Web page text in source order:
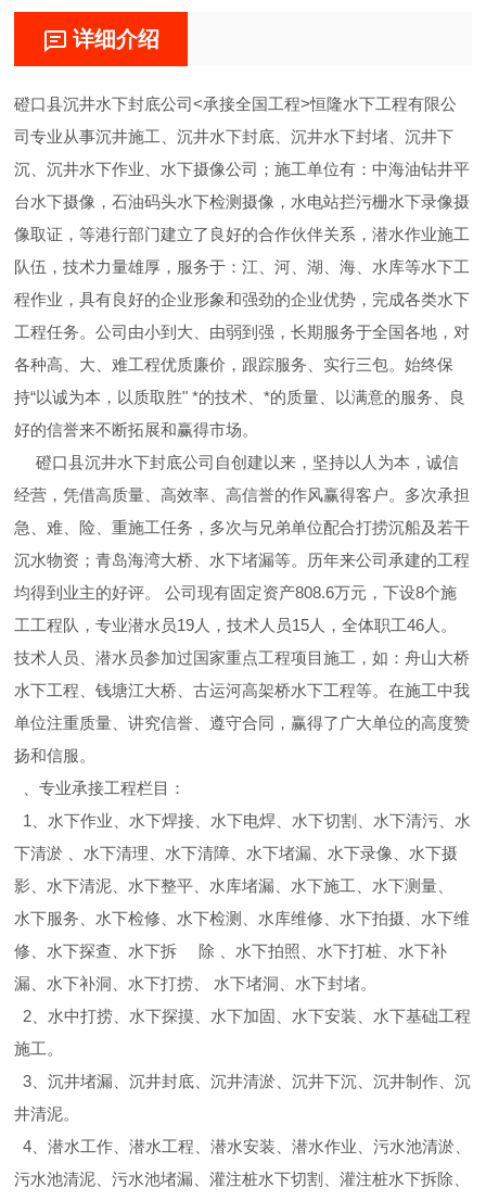
详细介绍
磴口县沉井水下封底公司<承接全国工程>恒隆水下工程有限公
司专业从事沉井施工、沉井水下封底、沉井水下封堵、沉井下
沉、沉井水下作业、水下摄像公司；施工单位有：中海油钻井平
台水下摄像，石油码头水下检测摄像，水电站拦污栅水下录像摄
像取证，等港行部门建立了良好的合作伙伴关系，潜水作业施工
队伍，技术力量雄厚，服务于：江、河、湖、海、水库等水下工
程作业，具有良好的企业形象和强劲的企业优势，完成各类水下
工程任务。公司由小到大、由弱到强，长期服务于全国各地，对
各种高、大、难工程优质廉价，跟踪服务、实行三包。始终保
持“以诚为本，以质取胜" *的技术、*的质量、以满意的服务、良
好的信誉来不断拓展和赢得市场。
磴口县沉井水下封底公司自创建以来，坚持以人为本，诚信
经营，凭借高质量、高效率、高信誉的作风赢得客户。多次承担
急、难、险、重施工任务，多次与兄弟单位配合打捞沉船及若干
沉水物资；青岛海湾大桥、水下堵漏等。历年来公司承建的工程
均得到业主的好评。 公司现有固定资产808.6万元，下设8个施
工工程队，专业潜水员19人，技术人员15人，全体职工46人。
技术人员、潜水员参加过国家重点工程项目施工，如：舟山大桥
水下工程、钱塘江大桥、古运河高架桥水下工程等。在施工中我
单位注重质量、讲究信誉、遵守合同，赢得了广大单位的高度赞
扬和信服。
、专业承接工程栏目：
1、水下作业、水下焊接、水下电焊、水下切割、水下清污、水
下清淤 、水下清理、水下清障、水下堵漏、水下录像、水下摄
影、水下清泥、水下整平、水库堵漏、水下施工、水下测量、
水下服务、水下检修、水下检测、水库维修、水下拍摄、水下维
修、水下探查、水下拆 除 、水下拍照、水下打桩、水下补
漏、水下补洞、水下打捞、 水下堵洞、水下封堵。
2、水中打捞、水下探摸、水下加固、水下安装、水下基础工程
施工。
3、沉井堵漏、沉井封底、沉井清淤、沉井下沉、沉井制作、沉
井清泥。
4、潜水工作、潜水工程、潜水安装、潜水作业、污水池清淤、
污水池清泥、污水池堵漏、灌注桩水下切割、灌注桩水下拆除、